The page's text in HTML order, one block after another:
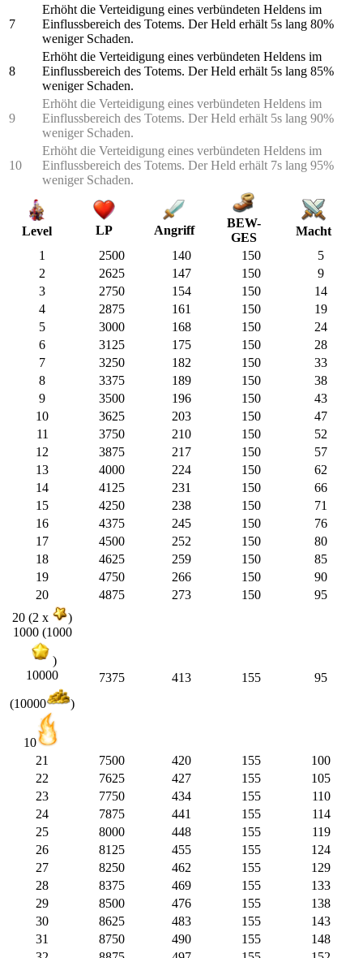
7
Erhöht die Verteidigung eines verbündeten Heldens im
Einflussbereich des Totems. Der Held erhält 5s lang 80%
weniger Schaden.
8
Erhöht die Verteidigung eines verbündeten Heldens im
Einflussbereich des Totems. Der Held erhält 5s lang 85%
weniger Schaden.
9
Erhöht die Verteidigung eines verbündeten Heldens im
Einflussbereich des Totems. Der Held erhält 5s lang 90%
weniger Schaden.
10
Erhöht die Verteidigung eines verbündeten Heldens im
Einflussbereich des Totems. Der Held erhält 7s lang 95%
weniger Schaden.
Level LP Angriff
BEW-
GES
Macht
1
2500 140 150
5
2
2625 147 150
9
3
2750 154 150
14
4
2875 161 150
19
5
3000 168 150
24
6
3125 175 150
28
7
3250 182 150
33
8
3375 189 150
38
9
3500 196 150
43
10
3625 203 150
47
11
3750 210 150
52
12
3875 217 150
57
13
4000 224 150
62
14
4125 231 150
66
15
4250 238 150
71
16
4375 245 150
76
17
4500 252 150
80
18
4625 259 150
85
19
4750 266 150
90
20
4875 273 150
95
20 (2 x
)
1000 (1000
)
10000
(10000 )
10
7375 413 155 95
21 7500 420 155
100
22
7625 427 155
105
23
7750 434 155
110
24
7875 441 155
114
25
8000 448 155
119
26
8125 455 155
124
27
8250 462 155
129
28
8375 469 155
133
29
8500 476 155
138
30
8625 483 155
143
31
8750 490 155
148